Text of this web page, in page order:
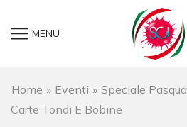
MENU
Home » Eventi » Speciale Pasqua
Carte Tondi E Bobine